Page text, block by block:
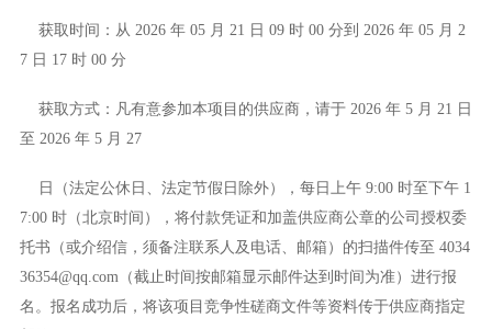
获取时间： 从 2026 年 05 月 21 日 09 时 00 分到 2026 年 05 月 2
7 日 17 时 00 分
获取方式： 凡有意参加本项目的供应商，请于 2026 年 5 月 21 日
至 2026 年 5 月 27
日（法定公休日、法定节假日除外），每日上午 9:00 时至下午 1
7:00 时（北京时间），将付款凭证和加盖供应商公章的公司授权委
托书（或介绍信，须备注联系人及电话、邮箱）的扫描件传至 4034
36354@qq.com（截止时间按邮箱显示邮件达到时间为准）进行报
名。报名成功后，将该项目竞争性磋商文件等资料传于供应商指定